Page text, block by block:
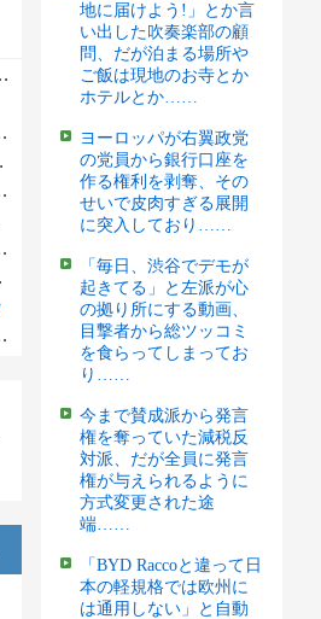
地に届けよう!」とか言
い出した吹奏楽部の顧
問、だが泊まる場所や
ご飯は現地のお寺とか
ホテルとか……
ヨーロッパが右翼政党
の党員から銀行口座を
作る権利を剥奪、その
せいで皮肉すぎる展開
に突入しており……
「毎日、渋谷でデモが
起きてる」と左派が心
の拠り所にする動画、
目撃者から総ツッコミ
を食らってしまってお
り……
今まで賛成派から発言
権を奪っていた減税反
対派、だが全員に発言
権が与えられるように
方式変更された途
端……
「BYD Raccoと違って日
本の軽規格では欧州に
は通用しない」と自動